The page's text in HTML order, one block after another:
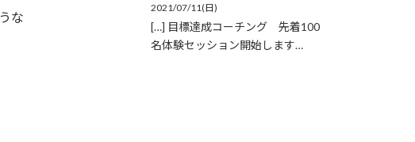
な
2021/07/11(日)
[…] 目標達成コーチング 先着100
名体験セッション開始します…